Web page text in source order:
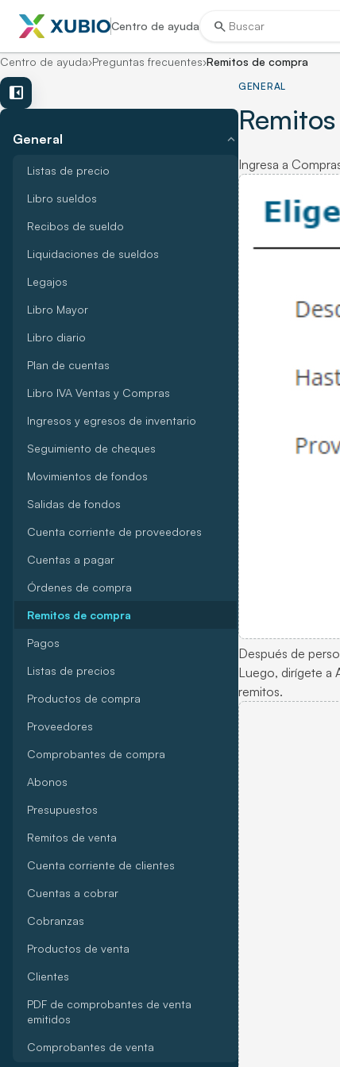
Centro de ayuda search
Centro de ayuda›Preguntas frecuentes›Remitos de compra
left_panel_close
General expand_more
Listas de precio
Libro sueldos
Recibos de sueldo
Liquidaciones de sueldos
Legajos
Libro Mayor
Libro diario
Plan de cuentas
Libro IVA Ventas y Compras
Ingresos y egresos de inventario
Seguimiento de cheques
Movimientos de fondos
Salidas de fondos
Cuenta corriente de proveedores
Cuentas a pagar
Órdenes de compra
Remitos de compra
Pagos
Listas de precios
Productos de compra
Proveedores
Comprobantes de compra
Abonos
Presupuestos
Remitos de venta
Cuenta corriente de clientes
Cuentas a cobrar
Cobranzas
Productos de venta
Clientes
PDF de comprobantes de venta
emitidos
Comprobantes de venta
GENERAL
Ingresa a
Después de
Luego, dirígete a
remitos.